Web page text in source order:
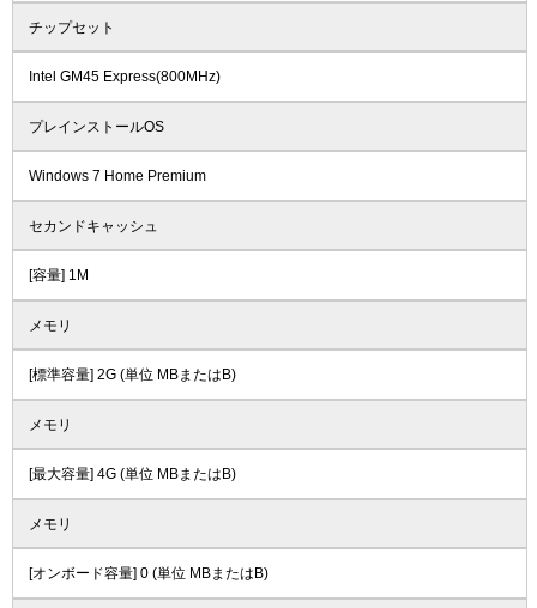
チップセット
Intel GM45 Express(800MHz)
プレインストールOS
Windows 7 Home Premium
セカンドキャッシュ
[容量] 1M
メモリ
[標準容量] 2G (単位 MBまたはB)
メモリ
[最大容量] 4G (単位 MBまたはB)
メモリ
[オンボード容量] 0 (単位 MBまたはB)